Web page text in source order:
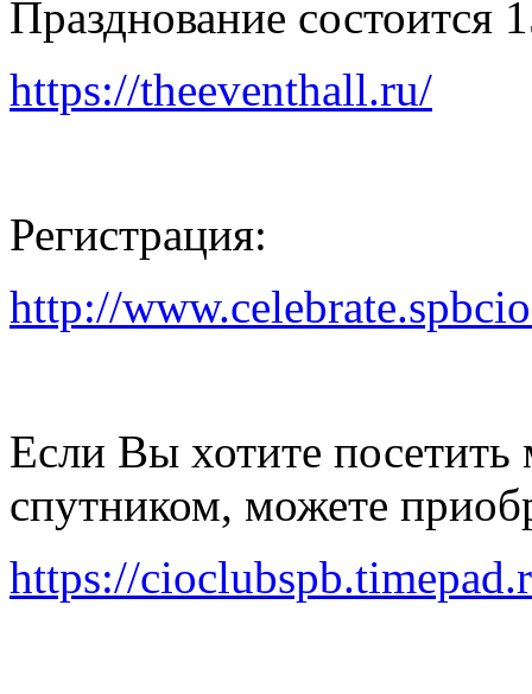
Празднование
https://theeventhall.ru/
Регистрация:
http://
Если Вы хотите
спутником, можете
https://